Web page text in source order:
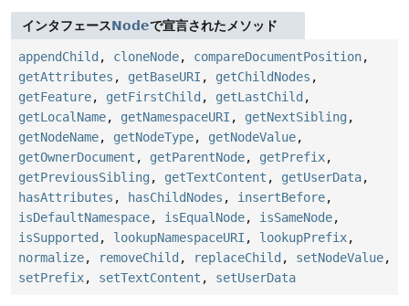
インタフェースNodeで宣言されたメソッド
appendChild , cloneNode, compareDocumentPosition,
getAttributes , getBaseURI , getChildNodes ,
getFeature, getFirstChild , getLastChild ,
getLocalName, getNamespaceURI , getNextSibling ,
getNodeName, getNodeType, getNodeValue,
getOwnerDocument , getParentNode, getPrefix,
getPreviousSibling , getTextContent , getUserData,
hasAttributes , hasChildNodes , insertBefore,
isDefaultNamespace, isEqualNode, isSameNode,
isSupported , lookupNamespaceURI , lookupPrefix,
normalize, removeChild , replaceChild , setNodeValue,
setPrefix, setTextContent , setUserData